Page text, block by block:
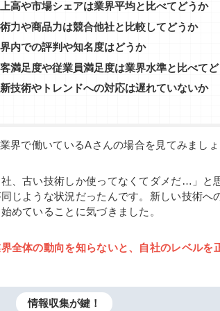
高や市場シェアは業界平均と比べてどうか
力や商品力は競合他社と比較してどうか
内での評判や知名度はどうか
満足度や従業員満足度は業界水準と比べて
技術やトレンドへの対応は遅れていないか
界で働いているAさんの場合を見てみましょ
社、古い技術しか使ってなくてダメだ…」
同じような状況だったんです。新しい技術
めていることに気づきました。
全体の動向を知らないと、自社のレベルを
情報収集が鍵！